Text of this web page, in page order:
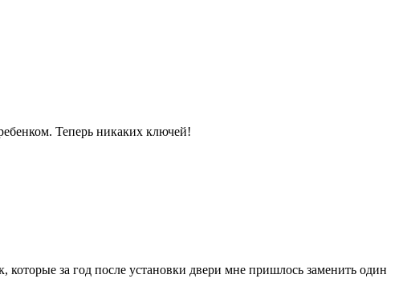
Теперь никаких ключей!
за год после установки двери мне пришлось заменить один